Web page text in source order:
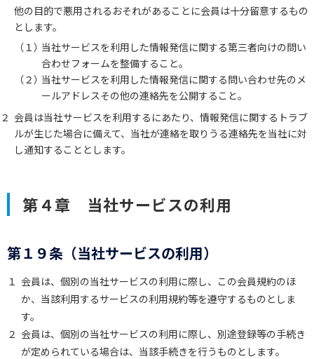
他の目的で悪用されるおそれがあることに会員は十分留意するもの
とします。
（１）当社サービスを利用した情報発信に関する第三者向けの問い
合わせフォームを整備すること。
（２）当社サービスを利用した情報発信に関する問い合わせ先のメ
ールアドレスその他の連絡先を公開すること。
２ 会員は当社サービスを利用するにあたり、情報発信に関するトラブ
ルが生じた場合に備えて、当社が連絡を取りうる連絡先を当社に対
し通知することとします。
第４章 当社サービスの利用
第１９条（当社サービスの利用）
１ 会員は、個別の当社サービスの利用に際し、この会員規約のほ
か、当該利用するサービスの利用規約等を遵守するものとしま
す。
２ 会員は、個別の当社サービスの利用に際し、別途登録等の手続き
が定められている場合は、当該手続きを行うものとします。